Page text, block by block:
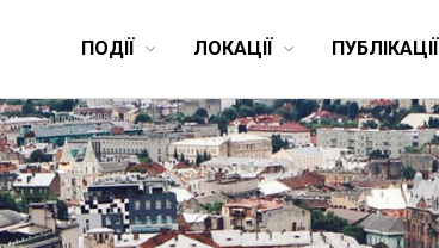
ПОДІЇ ЛОКАЦІЇ ПУБЛІКАЦІЇ